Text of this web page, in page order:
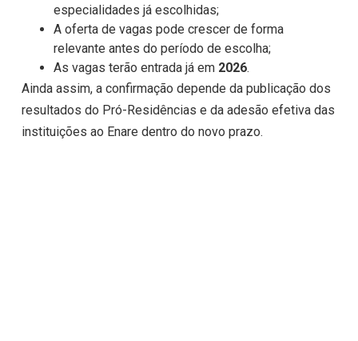
especialidades já escolhidas;
A oferta de vagas pode crescer de forma
relevante antes do período de escolha;
As vagas terão entrada já em 2026.
Ainda assim, a confirmação depende da publicação dos
resultados do Pró-Residências e da adesão efetiva das
instituições ao Enare dentro do novo prazo.